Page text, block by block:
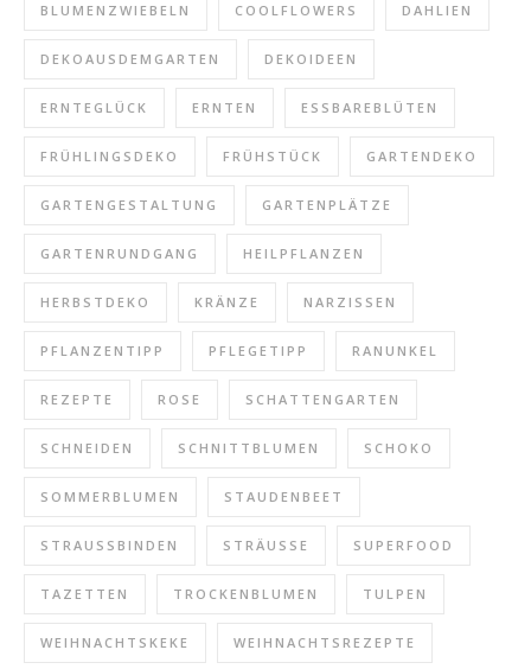
BLUMENZWIEBELN COOLFLOWERS DAHLIEN
DEKOAUSDEMGARTEN DEKOIDEEN
ERNTEGLÜCK ERNTEN ESSBAREBLÜTEN
FRÜHLINGSDEKO FRÜHSTÜCK GARTENDEKO
GARTENGESTALTUNG GARTENPLÄTZE
GARTENRUNDGANG HEILPFLANZEN
HERBSTDEKO KRÄNZE NARZISSEN
PFLANZENTIPP PFLEGETIPP RANUNKEL
REZEPTE ROSE SCHATTENGARTEN
SCHNEIDEN SCHNITTBLUMEN SCHOKO
SOMMERBLUMEN STAUDENBEET
STRAUSSBINDEN STRÄUSSE SUPERFOOD
TAZETTEN TROCKENBLUMEN TULPEN
WEIHNACHTSKEKE WEIHNACHTSREZEPTE